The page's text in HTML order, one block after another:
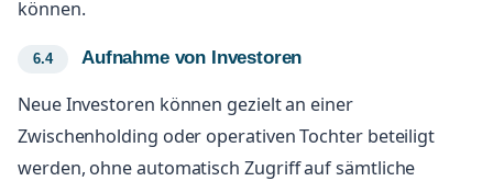
können.
Aufnahme von Investoren
Neue Investoren können gezielt an einer
Zwischenholding oder operativen Tochter beteiligt
werden, ohne automatisch Zugriff auf sämtliche